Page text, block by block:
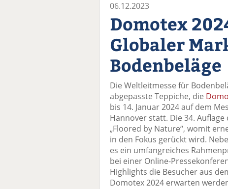
06.12.2023
Domotex
Globaler
Bodenbeläge
Die Weltleitmesse für
abgepasste Teppiche, die
bis 14. Januar 2024 auf dem
Hannover statt. Die 34.
„Floored by Nature“, womit
in den Fokus gerückt wird.
es ein umfangreiches
bei einer Online-
Highlights die Besucher aus
Domotex 2024 erwarten